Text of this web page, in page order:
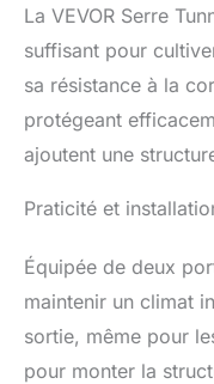
La VEVOR Serre
suffisant pour
sa résistance à la
protégeant
ajoutent une
Praticité et
Équipée de deux
maintenir un climat
sortie, même pour
pour monter la